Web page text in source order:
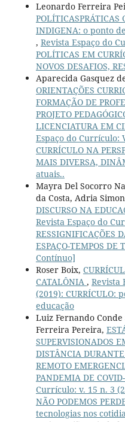
Leonardo Ferreira
POLÍTICASPRÁTICAS
INDIGENA: o ponto
, Revista Espaço do
POLÍTICAS EM
NOVOS DESAFIOS,
Aparecida Gasquez
ORIENTAÇÕES
FORMAÇÃO DE
PROJETO
LICENCIATURA EM
Espaço do Currículo:
CURRÍCULO NA
MAIS DIVERSA,
atuais..
Mayra Del Socorro
da Costa, Adria
DISCURSO NA
Revista Espaço do
RESSIGNIFICAÇÕES
ESPAÇO-TEMPOS
Contínuo]
Roser Boix,
CATALÔNIA , Revista
(2019): CURRÍCULO:
educação
Luiz Fernando Conde
Ferreira Pereira,
SUPERVISIONADOS
DISTÂNCIA
REMOTO
PANDEMIA DE
Currículo: v. 15 n. 3
NÃO PODEMOS
tecnologias nos